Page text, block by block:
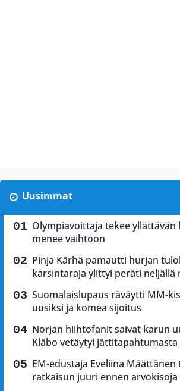
Uusimmat
Olympiavoittaja tekee yllättävän
menee vaihtoon
Pinja Kärhä pamautti hurjan
karsintaraja ylittyi peräti neljällä
Suomalaislupaus räväytti MM-
uusiksi ja komea sijoitus
Norjan hiihtofanit saivat karun
Kläbo vetäytyi jättitapahtumasta
EM-edustaja Eveliina
ratkaisun juuri ennen arvokisoja